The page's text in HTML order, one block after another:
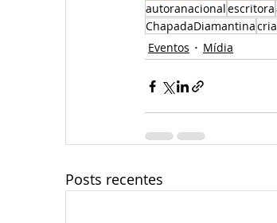
autoranacionalescritora
ChapadaDiamantina
Eventos
Mídia
Posts recentes